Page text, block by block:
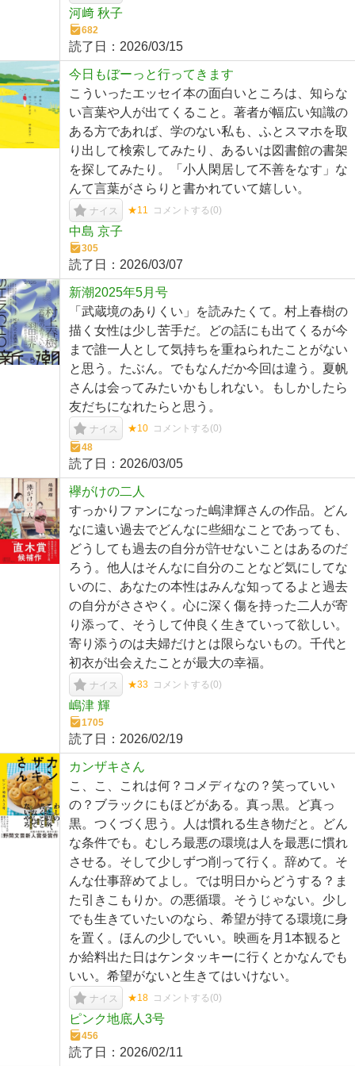
河﨑 秋子
682
読了日： 2026/03/15
今日もぼーっと行ってきます
こういったエッセイ本の面白いところは、知らな
い言葉や人が出てくること。著者が幅広い知識の
ある方であれば、学のない私も、ふとスマホを取
り出して検索してみたり、あるいは図書館の書架
を探してみたり。「小人閑居して不善をなす」な
んて言葉がさらりと書かれていて嬉しい。
ナイス ★11 コメントする(0)
中島 京子
305
読了日： 2026/03/07
新潮2025年5月号
「武蔵境のありくい」を読みたくて。村上春樹の
描く女性は少し苦手だ。どの話にも出てくるが今
まで誰一人として気持ちを重ねられたことがない
と思う。たぶん。でもなんだか今回は違う。夏帆
さんは会ってみたいかもしれない。もしかしたら
友だちになれたらと思う。
ナイス ★10 コメントする(0)
48
読了日： 2026/03/05
襷がけの二人
すっかりファンになった嶋津輝さんの作品。どん
なに遠い過去でどんなに些細なことであっても、
どうしても過去の自分が許せないことはあるのだ
ろう。他人はそんなに自分のことなど気にしてな
いのに、あなたの本性はみんな知ってるよと過去
の自分がささやく。心に深く傷を持った二人が寄
り添って、そうして仲良く生きていって欲しい。
寄り添うのは夫婦だけとは限らないもの。千代と
初衣が出会えたことが最大の幸福。
ナイス ★33 コメントする(0)
嶋津 輝
1705
読了日： 2026/02/19
カンザキさん
こ、こ、これは何？コメディなの？笑っていい
の？ブラックにもほどがある。真っ黒。ど真っ
黒。つくづく思う。人は慣れる生き物だと。どん
な条件でも。むしろ最悪の環境は人を最悪に慣れ
させる。そして少しずつ削って行く。辞めて。そ
んな仕事辞めてよし。では明日からどうする？ま
た引きこもりか。の悪循環。そうじゃない。少し
でも生きていたいのなら、希望が持てる環境に身
を置く。ほんの少しでいい。映画を月1本観ると
か給料出た日はケンタッキーに行くとかなんでも
いい。希望がないと生きてはいけない。
ナイス ★18 コメントする(0)
ピンク地底人3号
456
読了日： 2026/02/11